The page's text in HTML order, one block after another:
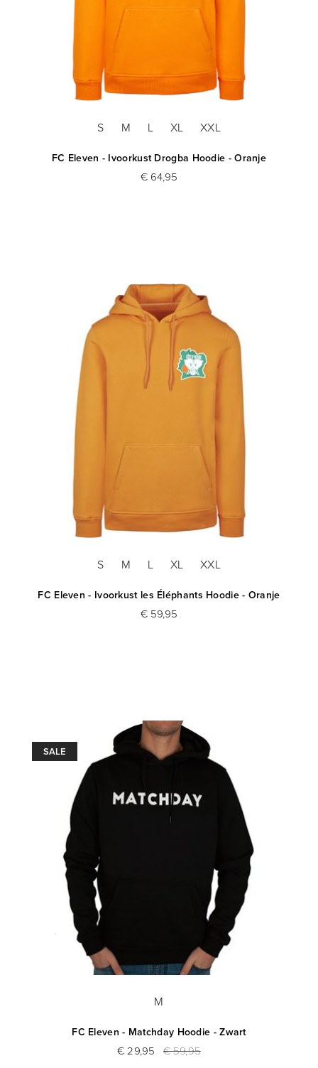
S M L XL XXL
FC Eleven - Ivoorkust Drogba Hoodie - Oranje
€ 64,95
S M L XL XXL
FC Eleven - Ivoorkust les Éléphants Hoodie - Oranje
€ 59,95
SALE
M
FC Eleven - Matchday Hoodie - Zwart
€ 29,95 € 59,95